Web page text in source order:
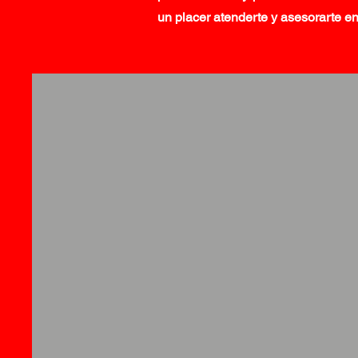
un placer atenderte y asesorarte